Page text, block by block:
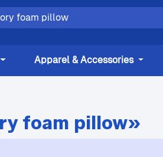
Apparel & Accessories
foam pillow»